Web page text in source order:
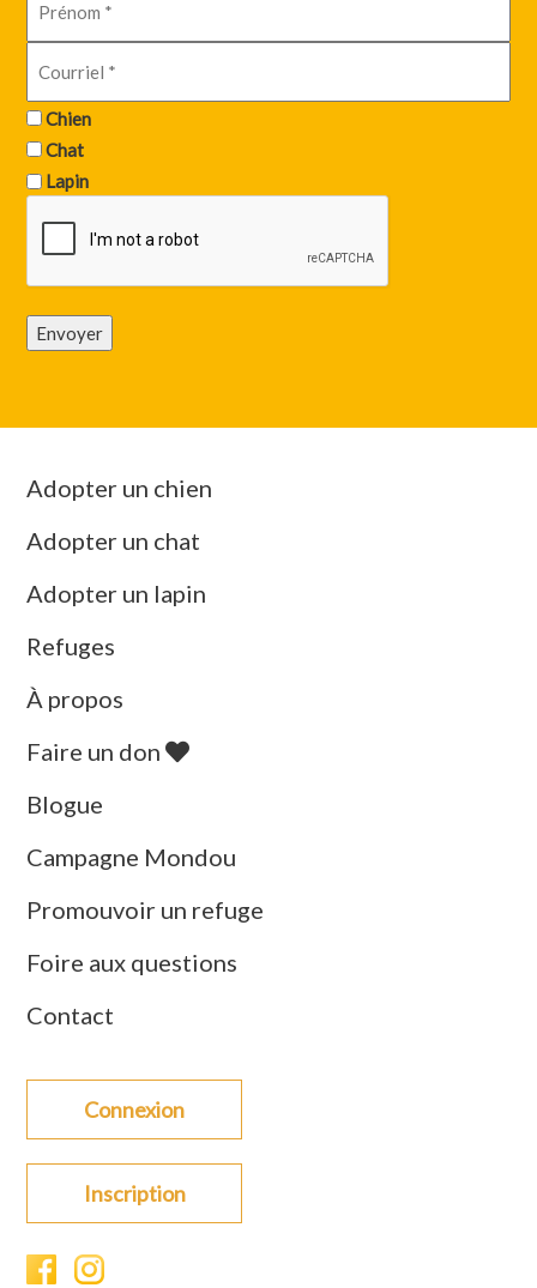
Chien
Chat
Lapin
Envoyer
Adopter un chien
Adopter un chat
Adopter un lapin
Refuges
À propos
Faire un don
Blogue
Campagne Mondou
Promouvoir un refuge
Foire aux questions
Contact
Connexion
Inscription